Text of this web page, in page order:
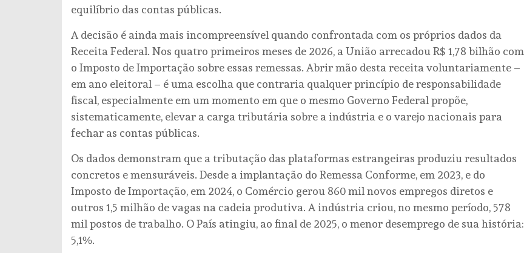
equilíbrio das contas públicas.
A decisão é ainda mais incompreensível quando confrontada com os próprios dados da
Receita Federal. Nos quatro primeiros meses de 2026, a União arrecadou R$ 1,78 bilhão com
o Imposto de Importação sobre essas remessas. Abrir mão desta receita voluntariamente –
em ano eleitoral – é uma escolha que contraria qualquer princípio de responsabilidade
fiscal, especialmente em um momento em que o mesmo Governo Federal propõe,
sistematicamente, elevar a carga tributária sobre a indústria e o varejo nacionais para
fechar as contas públicas.
Os dados demonstram que a tributação das plataformas estrangeiras produziu resultados
concretos e mensuráveis. Desde a implantação do Remessa Conforme, em 2023, e do
Imposto de Importação, em 2024, o Comércio gerou 860 mil novos empregos diretos e
outros 1,5 milhão de vagas na cadeia produtiva. A indústria criou, no mesmo período, 578
mil postos de trabalho. O País atingiu, ao final de 2025, o menor desemprego de sua história:
5,1%.